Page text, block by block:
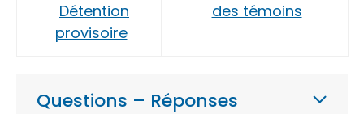
Détention
provisoire
des témoins
Questions – Réponses